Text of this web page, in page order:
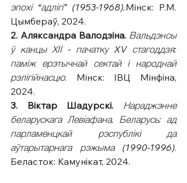
эпохі “адлігі” (1953-1968).Мінск: Р.М.
Цымбераў, 2024.
2. Аляксандра Валодзіна. Вальдэнсы
ў канцы ХІІ - пачатку XV стагоддзя:
паміж ерэтычнай сектай і народнай
рэлігійнасцю. Мінск: ІВЦ Мінфіна,
2024.
3. Віктар
Шадурскі.
Нараджэнне
беларускага Левіафана. Беларусь: ад
парламенцкай рэспублікі да
аўтарытарнага рэжыма (1990-1996).
Беласток: Камунікат, 2024.